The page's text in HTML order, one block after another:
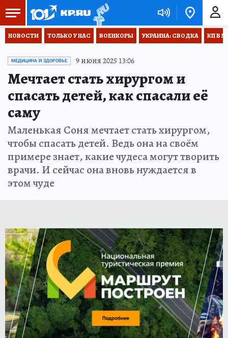
НОВОСТИ ТОЛЬКО У НАС ВОЕНКОРЫ УКРАИНА: СВОДКА КП В
МЕДИЦИНА И ЗДОРОВЬЕ 9 июня 2025 13:06
Мечтает стать хирургом и
спасать детей, как спасали её
саму
Маленькая Соня мечтает стать хирургом,
чтобы спасать детей. Ведь она на своём
примере знает, какие чудеса могут творить
врачи. И сейчас она вновь нуждается в
этом чуде